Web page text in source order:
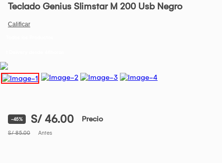
Teclado Genius Slimstar M 200 Usb Negro
-45% S/ 46.00 Precio
S/ 85.00 Antes